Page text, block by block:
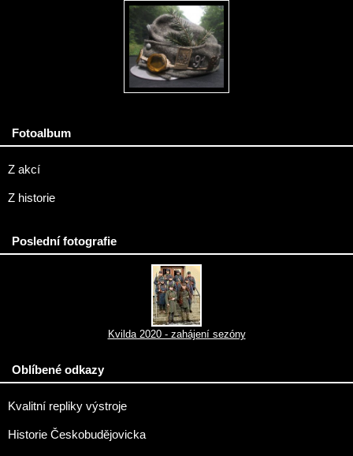
Fotoalbum
Z akcí
Z historie
Poslední fotografie
Kvilda 2020 - zahájení sezóny
Oblíbené odkazy
Kvalitní repliky výstroje
Historie Českobudějovicka